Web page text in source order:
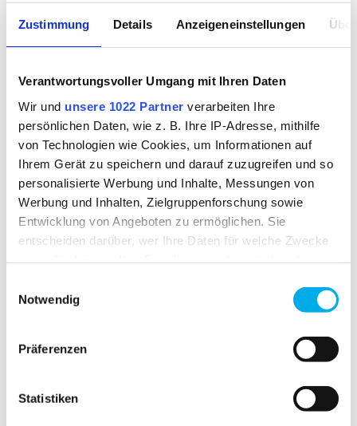
Zustimmung Details Anzeigeneinstellungen
Verantwortungsvoller Umgang mit Ihren Daten
Wir und unsere 1022 Partner verarbeiten Ihre
persönlichen Daten, wie z. B. Ihre IP-Adresse, mithilfe
von Technologien wie Cookies, um Informationen auf
Ihrem Gerät zu speichern und darauf zuzugreifen und so
personalisierte Werbung und Inhalte, Messungen von
Werbung und Inhalten, Zielgruppenforschung sowie
Entwicklung von Angeboten zu ermöglichen. Sie
entscheiden darüber, wer Ihre Daten für welche Zwecke
Trigger Symbol ändern oder widerrufen
Informationen über Ihre geografische Lage
können
Notwendig
Präferenzen
Statistiken
1-lagig:
80,2 %
90,4 %
DOWNLOAD
Konformitätserklärung für Farbe 2177
BESONDERE MERKMALE